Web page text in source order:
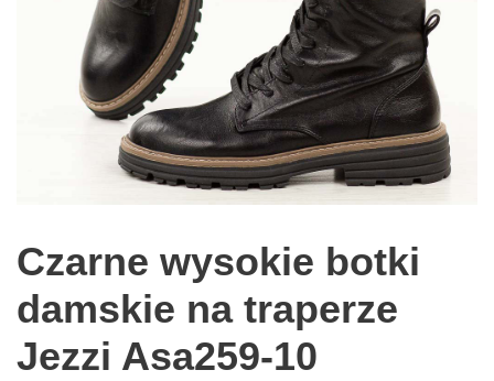
Czarne wysokie botki
damskie na traperze
Jezzi Asa259-10